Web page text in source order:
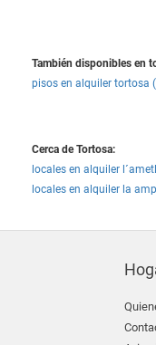
También disponibles en
pisos en alquiler tortosa
Cerca de Tortosa:
locales en alquiler
locales en alquiler la